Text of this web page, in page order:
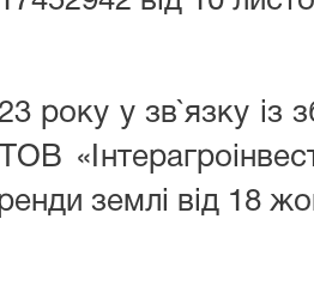
року у зв`язку із
землі від 18